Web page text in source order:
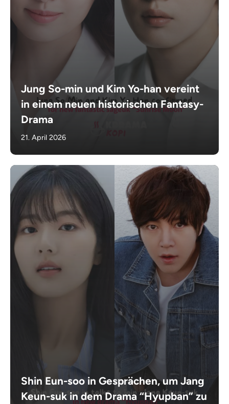
Jung So-min und Kim Yo-han vereint
in einem neuen historischen Fantasy-
Drama
21. April 2026
Shin Eun-soo in Gesprächen, um Jang
Keun-suk in dem Drama “Hyupban” zu